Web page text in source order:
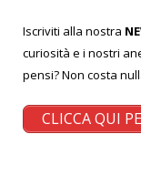
Iscriviti alla nostra
curiosità e i nostri
pensi? Non costa
CLICCA QUI